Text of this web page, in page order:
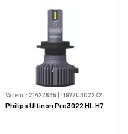
Varenr.: 21422635| 11972U3022X2
Philips Ultinon Pro3022 HL H7